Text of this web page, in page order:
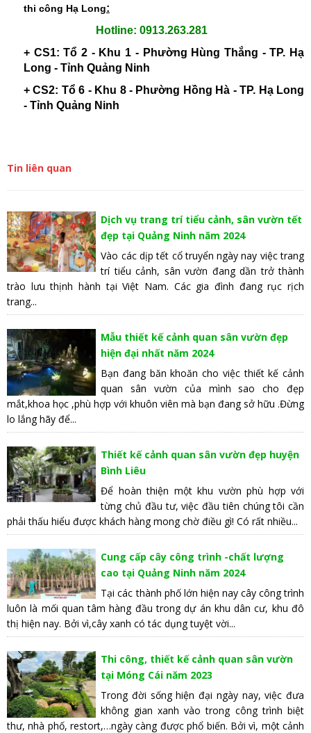
thi công Hạ Long:
Hotline: 0913.263.281
+ CS1: Tổ 2 - Khu 1 - Phường Hùng Thắng - TP. Hạ
Long - Tỉnh Quảng Ninh
+ CS2: Tổ 6 - Khu 8 - Phường Hồng Hà - TP. Hạ Long
- Tỉnh Quảng Ninh
Tin liên quan
Dịch vụ trang trí tiểu cảnh, sân vườn tết
đẹp tại Quảng Ninh năm 2024
Vào các dịp tết cổ truyển ngày nay việc trang
trí tiểu cảnh, sân vườn đang dần trở thành
trào lưu thịnh hành tại Việt Nam. Các gia đình đang rục rịch
trang...
Mẫu thiết kế cảnh quan sân vườn đẹp
hiện đại nhất năm 2024
Bạn đang băn khoăn cho việc thiết kế cảnh
quan sân vườn của mình sao cho đẹp
mắt,khoa học ,phù hợp với khuôn viên mà bạn đang sở hữu .Đừng
lo lắng hãy để...
Thiết kế cảnh quan sân vườn đẹp huyện
Bình Liêu
Để hoàn thiện một khu vườn phù hợp với
từng chủ đầu tư, việc đầu tiên chúng tôi cần
phải thấu hiểu được khách hàng mong chờ điều gì! Có rất nhiều...
Cung cấp cây công trình -chất lượng
cao tại Quảng Ninh năm 2024
Tại các thành phố lớn hiện nay cây công trình
luôn là mối quan tâm hàng đầu trong dự án khu dân cư, khu đô
thị hiện nay. Bởi vì,cây xanh có tác dụng tuyệt vời...
Thi công, thiết kế cảnh quan sân vườn
tại Móng Cái năm 2023
Trong đời sống hiện đại ngày nay, việc đưa
không gian xanh vào trong công trình biệt
thư, nhà phố, restort,…ngày càng được phổ biến. Bởi vì, một cảnh